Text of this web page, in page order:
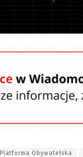
Platforma Obywatelska